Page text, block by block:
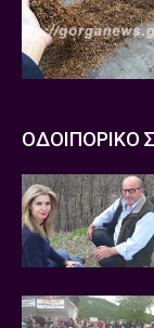
ΟΔΟΙΠΟΡΙΚΟ